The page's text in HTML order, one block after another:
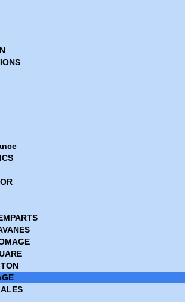
46
47
48
49
50
51
52
53
54
55
56
57
58
59
60
61
62
63
64
65
66
67
de Kung fu
un